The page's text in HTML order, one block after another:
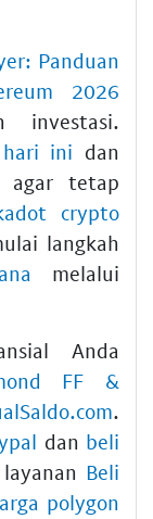
Panduan
2026
investasi.
ini dan
agar tetap
crypto
langkah
melalui
Anda
FF &
.
dan beli
Beli
polygon